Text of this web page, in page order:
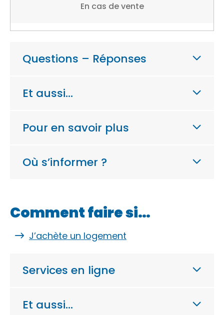
En cas de vente
Questions – Réponses
Et aussi…
Pour en savoir plus
Où s’informer ?
Comment faire si…
J’achète un logement
Services en ligne
Et aussi…